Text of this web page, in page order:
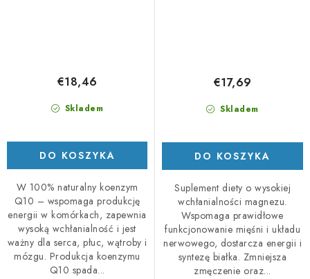
Skladem
€18,46
DO KOSZYKA
W 100% naturalny koenzym
Q10 – wspomaga produkcję
energii w komórkach, zapewnia
wysoką wchłanialność i jest
ważny dla serca, płuc, wątroby i
mózgu. Produkcja koenzymu
Q10 spada...
Skladem
€17,69
DO KOSZYKA
Suplement diety o wysokiej
wchłanialności magnezu.
Wspomaga prawidłowe
funkcjonowanie mięśni i układu
nerwowego, dostarcza energii i
syntezę białka. Zmniejsza
zmęczenie oraz...